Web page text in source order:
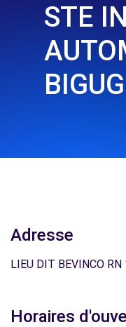
STE
Adresse
LIEU DIT BEVINCO
Horaires